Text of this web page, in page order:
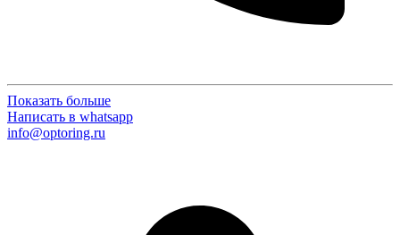
Показать больше
Написать в whatsapp
info@optoring.ru